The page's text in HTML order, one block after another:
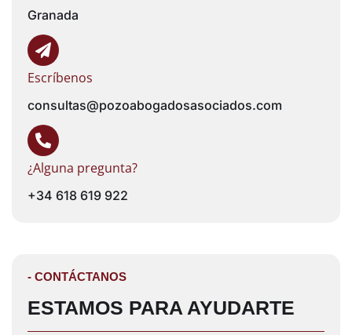
Granada
Escríbenos
consultas@pozoabogadosasociados.com
¿Alguna pregunta?
+34 618 619 922
- CONTÁCTANOS
ESTAMOS PARA AYUDARTE